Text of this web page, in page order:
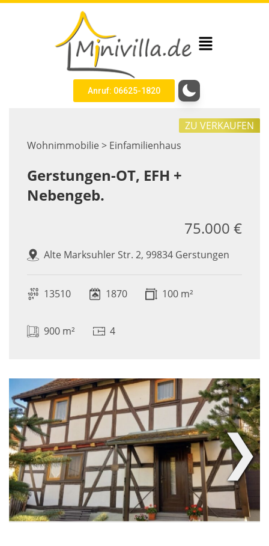
Anruf: 06625-1820
Wohnimmobilie > Einfamilienhaus
ZU VERKAUFEN
Gerstungen-OT, EFH +
Nebengeb.
Alte Marksuhler Str. 2, 99834 Gerstungen
75.000 €
13510 1870 100 m²
900 m² 4
❯